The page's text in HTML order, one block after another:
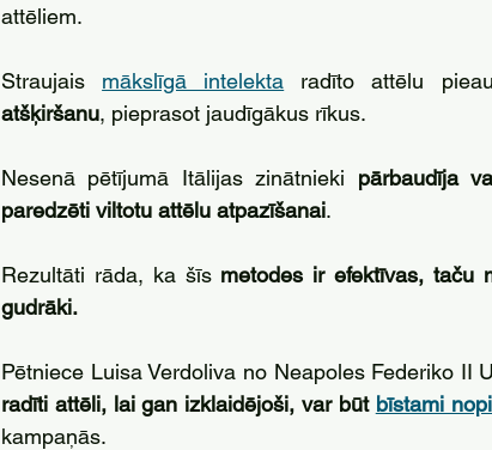
attēliem.
Straujais mākslīgā intelekta radīto attēlu
atšķiršanu, pieprasot jaudīgākus rīkus.
Nesenā pētījumā Itālijas zinātnieki pārbaudīja
paredzēti viltotu attēlu atpazīšanai.
Rezultāti rāda, ka šīs metodes ir efektīvas, taču
gudrāki.
Pētniece Luisa Verdoliva no Neapoles Federiko II
radīti attēli, lai gan izklaidējoši, var būt bīstami
kampaņās.